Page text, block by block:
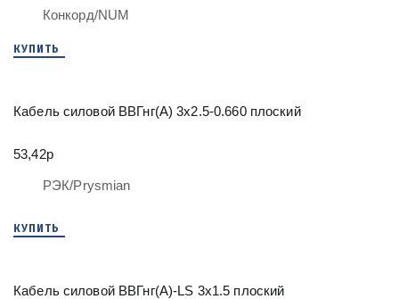
Конкорд/NUM
КУПИТЬ
Кабель силовой ВВГнг(А) 3х2.5-0.660 плоский
РЭК/Prysmian
53,42р
КУПИТЬ
Кабель силовой ВВГнг(А)-LS 3х1.5 плоский